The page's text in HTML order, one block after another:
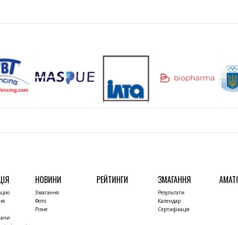
НОВИНИ
Змагання
Фото
Різне
РЕЙТИНГИ ЗМАГАННЯ
Результати
Календар
Сертифікація